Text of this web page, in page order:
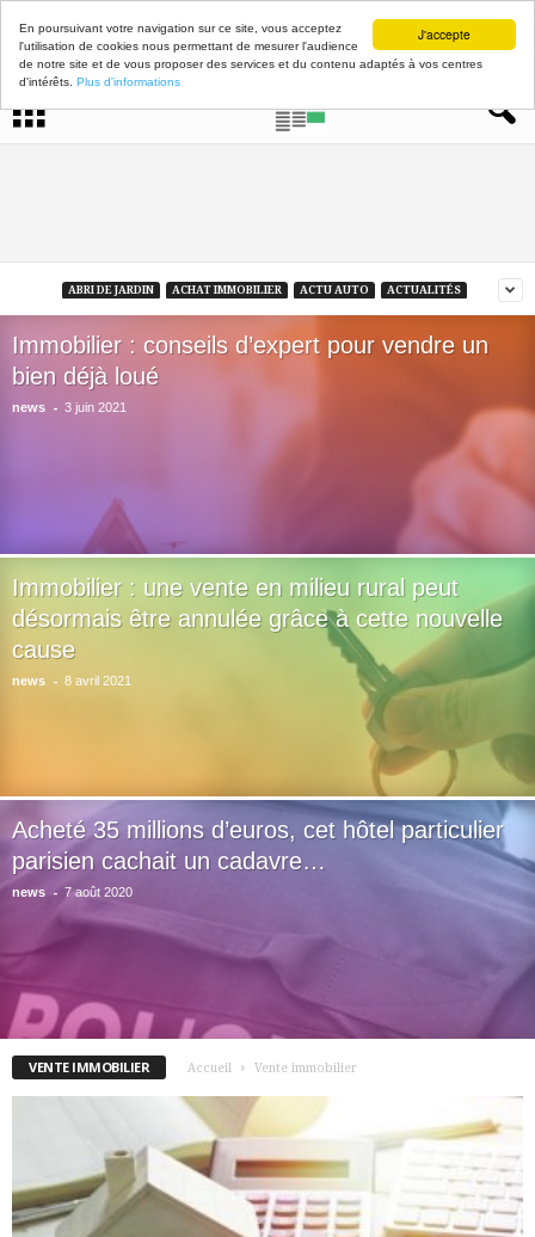
J'accepte
En poursuivant votre navigation sur ce site, vous acceptez
l'utilisation de cookies nous permettant de mesurer l'audience
de notre site et de vous proposer des services et du contenu adaptés à vos centres
d'intérêts. Plus d'informations
ABRI DE JARDIN ACHAT IMMOBILIER ACTU AUTO ACTUALITÉS
Immobilier : conseils d’expert pour vendre un
bien déjà loué
news - 3 juin 2021
Immobilier : une vente en milieu rural peut
désormais être annulée grâce à cette nouvelle
cause
news - 8 avril 2021
Acheté 35 millions d’euros, cet hôtel particulier
parisien cachait un cadavre…
news - 7 août 2020
VENTE IMMOBILIER Accueil Vente immobilier